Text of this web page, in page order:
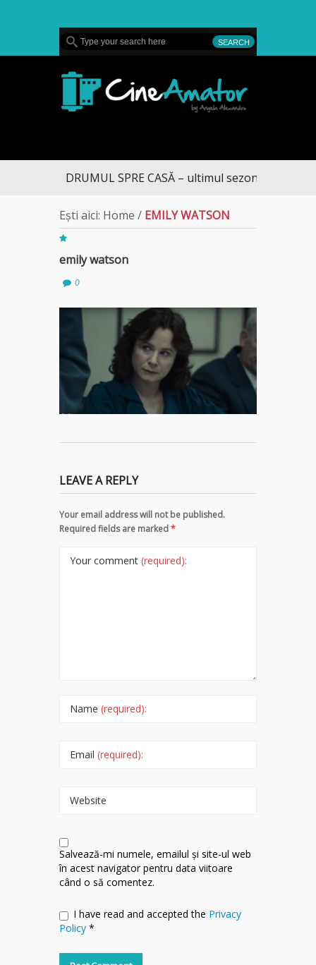
DRUMUL SPRE CASĂ – ultimul sezon te aduce la
Ești aici: Home / EMILY WATSON
emily watson
0
LEAVE A REPLY
Your email address will not be published.
Required fields are marked*
Your comment (required):
Name (required):
Email (required):
Website
Salvează-mi numele, emailul și site-ul web
în acest navigator pentru data viitoare
când o să comentez.
I have read and accepted the Privacy
Policy *